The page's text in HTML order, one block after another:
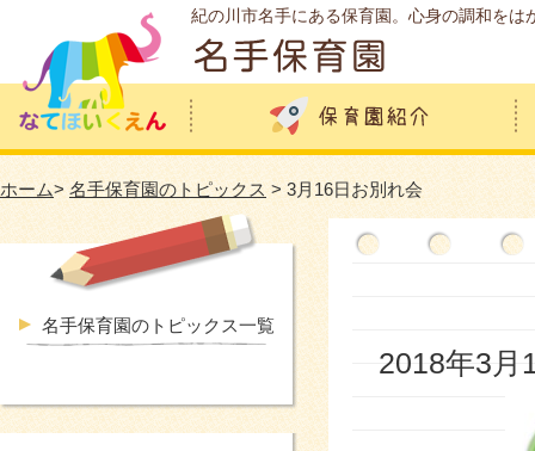
紀の川市名手にある保育園。心身の調和を
ホーム> 名手保育園のトピックス > 3月16日お別れ会
2018年3月
名手保育園のトピックス一覧